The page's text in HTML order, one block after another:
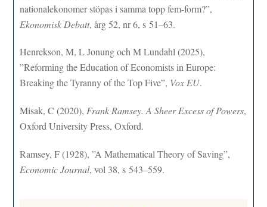
nationalekonomer stöpas i samma topp fem-form?”,
Ekonomisk Debatt, årg 52, nr 6, s 51–63.
Henrekson, M, L Jonung och M Lundahl (2025),
”Reforming the Education of Economists in Europe:
Breaking the Tyranny of the Top Five”, Vox EU.
Misak, C (2020), Frank Ramsey. A Sheer Excess of Powers,
Oxford University Press, Oxford.
Ramsey, F (1928), ”A Mathematical Theory of Saving”,
Economic Journal, vol 38, s 543–559.